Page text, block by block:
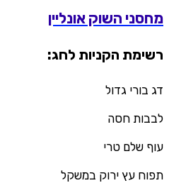
מחסני השוק אונליין
רשימת הקניות לחג:
דג בורי גדול
לבבות חסה
עוף שלם טרי
תפוח עץ ירוק במשקל